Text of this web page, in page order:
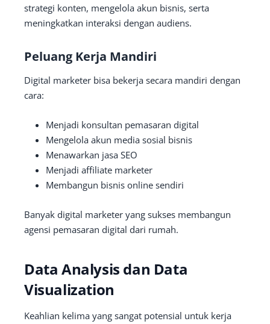
strategi konten, mengelola akun bisnis, serta
meningkatkan interaksi dengan audiens.
Peluang Kerja Mandiri
Digital marketer bisa bekerja secara mandiri dengan
cara:
Menjadi konsultan pemasaran digital
Mengelola akun media sosial bisnis
Menawarkan jasa SEO
Menjadi affiliate marketer
Membangun bisnis online sendiri
Banyak digital marketer yang sukses membangun
agensi pemasaran digital dari rumah.
Data Analysis dan Data
Visualization
Keahlian kelima yang sangat potensial untuk kerja